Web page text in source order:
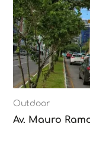
Outdoor
Av. Mauro